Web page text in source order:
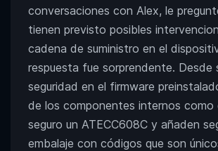
conversaciones con Alex, le
tienen previsto posibles
cadena de suministro en el
respuesta fue sorprendente. Desde
seguridad en el firmware
de los componentes internos como
seguro un ATECC608C y añaden
embalaje con códigos que son